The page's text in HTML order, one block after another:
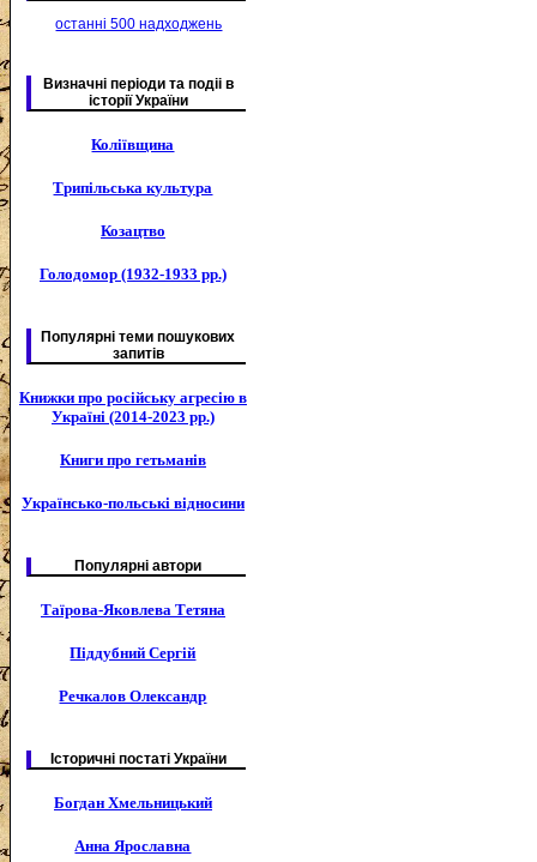
останні 500 надходжень
Визначні періоди та подіі в
історії України
Коліївщина
Трипільська культура
Козацтво
Голодомор (1932-1933 рр.)
Популярні теми пошукових
запитів
Книжки про російську агресію в
Україні (2014-2023 рр.)
Книги про гетьманів
Українсько-польські відносини
Популярні автори
Таїрова-Яковлева Тетяна
Піддубний Сергій
Речкалов Олександр
Історичні постаті України
Богдан Хмельницький
Анна Ярославна